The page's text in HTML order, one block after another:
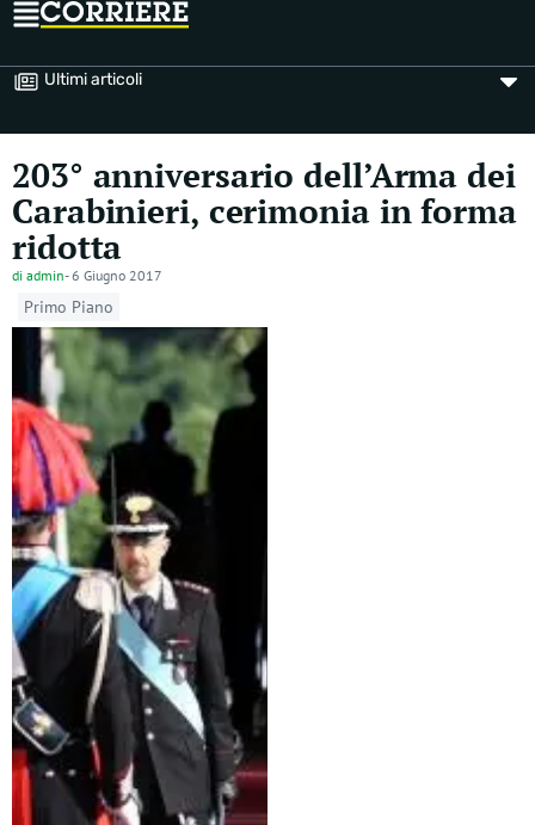
Ultimi articoli
203° anniversario dell’Arma dei
Carabinieri, cerimonia in forma
ridotta
di admin-6 Giugno 2017
Primo Piano